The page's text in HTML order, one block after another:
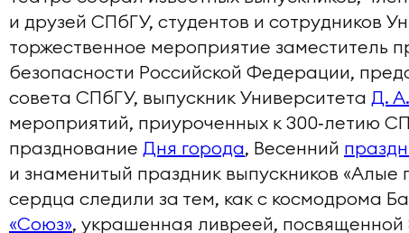
и друзей СПбГУ, студентов и сотрудников
торжественное мероприятие заместитель
безопасности Российской Федерации,
совета СПбГУ, выпускник Университета Д.
мероприятий, приуроченных к 300‑летию
празднование Дня города, Весенний
и знаменитый праздник выпускников
сердца следили за тем, как с космодрома
«Союз», украшенная ливреей, посвященной